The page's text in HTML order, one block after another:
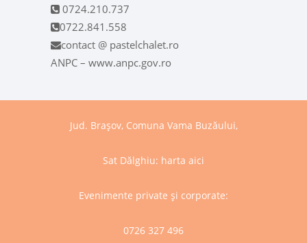
0724.210.737
0722.841.558
contact @ pastelchalet.ro
ANPC – www.anpc.gov.ro
Jud. Brașov, Comuna Vama Buzăului,
Sat Dălghiu: harta aici
Evenimente private și corporate:
0726 327 496